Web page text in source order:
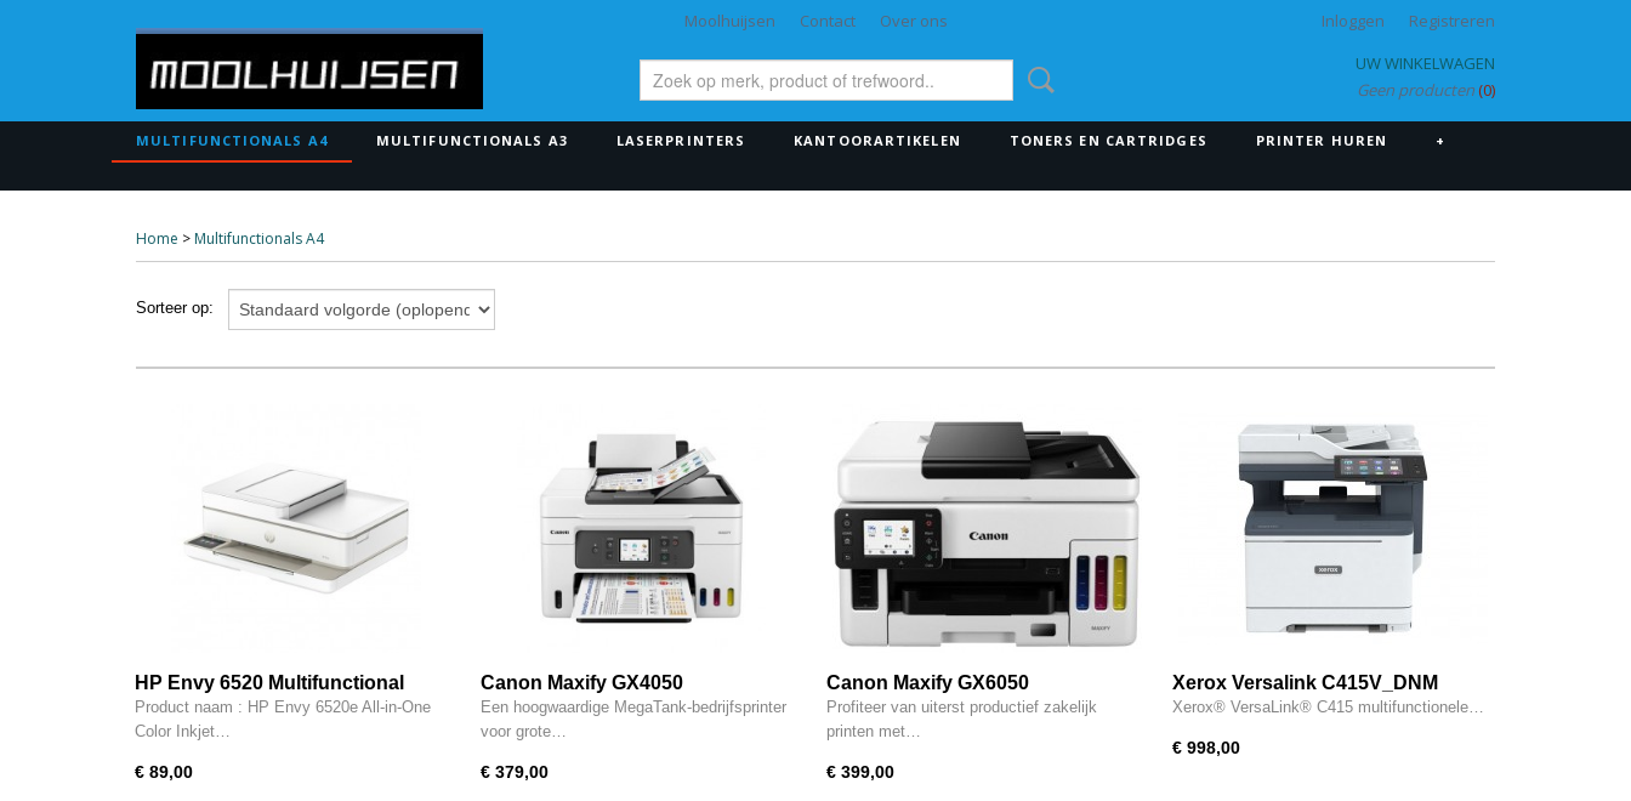
Moolhuijsen Contact Over ons Inloggen
Registreren
UW WINKELWAGEN
Geen producten(0)
MULTIFUNCTIONALS A4 MULTIFUNCTIONALS A3 LASERPRINTERS KANTOORARTIKELEN TONERS EN CARTRIDGES PRINTER HUREN +
Home > Multifunctionals A4
Sorteer op:
HP Envy 6520 Multifunctional
Product naam : HP Envy 6520e All-in-One
Color Inkjet…
€ 89,00
Canon Maxify GX4050
Een hoogwaardige MegaTank-bedrijfsprinter
voor grote…
€ 379,00
Canon Maxify GX6050
Profiteer van uiterst productief zakelijk
printen met…
€ 399,00
Xerox Versalink C415V_DNM
Xerox® VersaLink® C415 multifunctionele…
€ 998,00